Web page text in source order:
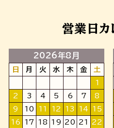
営業日カ
2026年8月
日 月 火 水 木 金
土
1
2
3 4 5 6 7
8
9
10 11 12 13 14
15
16
17 18 19 20 21
22